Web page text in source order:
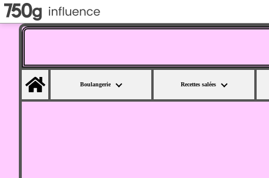
Boulangerie
Recettes salées